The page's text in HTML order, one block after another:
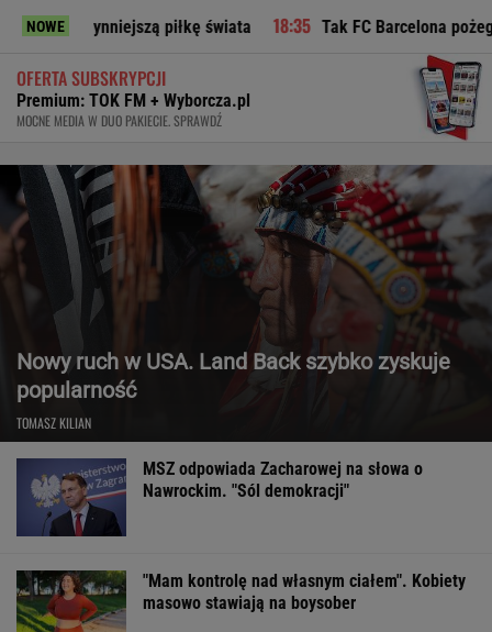
NOWE piłkę świata Tak FC Barcelona pożegnała ojca
OFERTA SUBSKRYPCJI
Premium: TOK FM + Wyborcza.pl
MOCNE MEDIA W DUO PAKIECIE. SPRAWDŹ
Nowy ruch w USA. Land Back szybko zyskuje
popularność
TOMASZ KILIAN
MSZ odpowiada Zacharowej na słowa o
Nawrockim. "Sól demokracji"
"Mam kontrolę nad własnym ciałem". Kobiety
masowo stawiają na boysober